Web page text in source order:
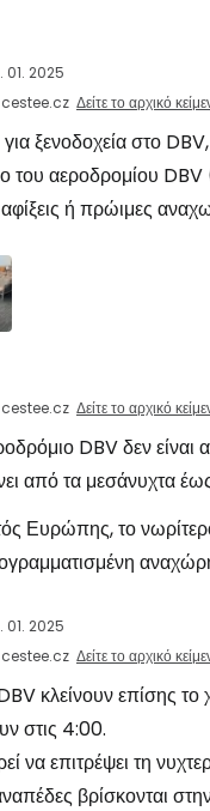
01. 2025
cestee.cz Δείτε το αρχικό
ξενοδοχεία στο
του αεροδρομίου DBV
ή πρώιμες
cestee.cz Δείτε το αρχικό
DBV δεν είναι
από τα μεσάνυχτα
Ευρώπης, το
01. 2025
cestee.cz Δείτε το αρχικό
κλείνουν επίσης το
στις 4:00.
να επιτρέψει τη
βρίσκονται